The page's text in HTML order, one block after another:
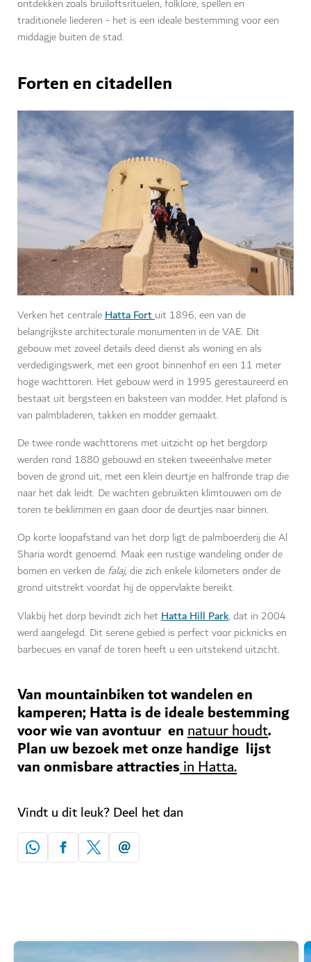
ontdekken zoals bruiloftsrituelen, folklore, spellen en
traditionele liederen - het is een ideale bestemming voor een
middagje buiten de stad.
Forten en citadellen
Verken het centraleHatta Fortuit 1896, een van de
belangrijkste architecturale monumenten in de VAE. Dit
gebouw met zoveel details deed dienst als woning en als
verdedigingswerk, met een groot binnenhof en een 11 meter
hoge wachttoren. Het gebouw werd in 1995 gerestaureerd en
bestaat uit bergsteen en baksteen van modder. Het plafond is
van palmbladeren, takken en modder gemaakt.
De twee ronde wachttorens met uitzicht op het bergdorp
werden rond 1880 gebouwd en steken tweeënhalve meter
boven de grond uit, met een klein deurtje en halfronde trap die
naar het dak leidt. De wachten gebruikten klimtouwen om de
toren te beklimmen en gaan door de deurtjes naar binnen.
Op korte loopafstand van het dorp ligt de palmboerderij die Al
Sharia wordt genoemd. Maak een rustige wandeling onder de
bomen en verken de falaj, die zich enkele kilometers onder de
grond uitstrekt voordat hij de oppervlakte bereikt.
Vlakbij het dorp bevindt zich hetHatta Hill Park, dat in 2004
werd aangelegd. Dit serene gebied is perfect voor picknicks en
barbecues en vanaf de toren heeft u een uitstekend uitzicht.
Van mountainbiken tot wandelen en
kamperen; Hatta is de ideale bestemming
voor wie van avontuur ennatuur houdt.
Plan uw bezoek met onze handige lijst
van onmisbare attractiesin Hatta.
Vindt u dit leuk? Deel het dan